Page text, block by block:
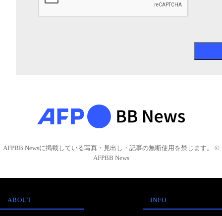
AFPBB Newsに掲載している写真・見出し・記事の無断使用を禁じます。 ©
AFPBB News
ABOUT INFO